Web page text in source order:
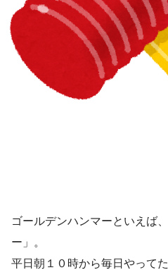
ゴールデンハンマーといえば
ー」。
平日朝１０時から毎日やって